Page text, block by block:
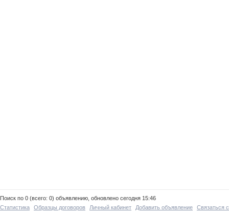
Поиск по 0 (всего: 0) объявлению, обновлено сегодня 15:46
Статистика
Образцы договоров Личный кабинет Добавить объявление Связаться